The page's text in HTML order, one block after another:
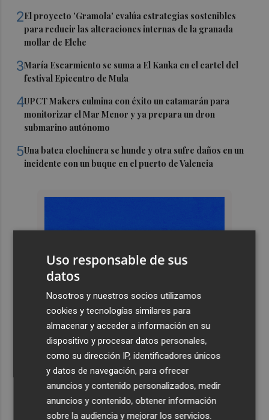
2El proyecto 'Gramola' evalúa estrategias sostenibles
para reducir las alteraciones internas de la granada
mollar de Elche
3María Escarmiento se suma a El Kanka en el cartel del
festival Epicentro de Mula
4UPCT Makers culmina con éxito un catamarán para
monitorizar el Mar Menor y ya prepara un dron
submarino autónomo
5Una batea clochinera se hunde y otra sufre daños en un
incidente con un buque en el puerto de Valencia
Uso responsable de sus
datos
Nosotros y nuestros socios utilizamos
cookies y tecnologías similares para
almacenar y acceder a información en su
dispositivo y procesar datos personales,
como su dirección IP, identificadores únicos
y datos de navegación, para ofrecer
anuncios y contenido personalizados, medir
anuncios y contenido, obtener información
sobre la audiencia y mejorar los servicios.